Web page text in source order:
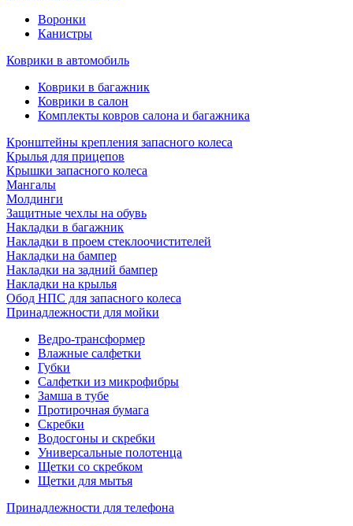
Воронки
Канистры
Коврики в автомобиль
Коврики в багажник
Коврики в салон
Комплекты ковров салона и багажника
Кронштейны крепления запасного колеса
Крылья для прицепов
Крышки запасного колеса
Мангалы
Молдинги
Защитные чехлы на обувь
Накладки в багажник
Накладки в проем стеклоочистителей
Накладки на бампер
Накладки на задний бампер
Накладки на крылья
Обод НПС для запасного колеса
Принадлежности для мойки
Ведро-трансформер
Влажные салфетки
Губки
Салфетки из микрофибры
Замша в тубе
Протирочная бумага
Скребки
Водосгоны и скребки
Универсальные полотенца
Щетки со скребком
Щетки для мытья
Принадлежности для телефона